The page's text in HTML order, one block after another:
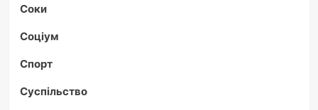
Соки
Соціум
Спорт
Суспільство